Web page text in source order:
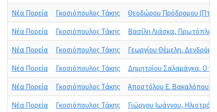
Νέα Πορεία
Γκοσιόπουλος Τάκης
Θεοδώρου Πρόδρομου
Νέα Πορεία
Γκοσιόπουλος Τάκης
Βασίλη Λιάσκα,
Νέα Πορεία
Γκοσιόπουλος Τάκης
Γεωργίου Θέμελη,
Νέα Πορεία
Γκοσιόπουλος Τάκης
Δημητρίου Σαλαμάγκα, Ο
Νέα Πορεία
Γκοσιόπουλος Τάκης
Αποστόλου Ε.
Νέα Πορεία
Γκοσιόπουλος Τάκης
Γιώργου Ιωάννου,